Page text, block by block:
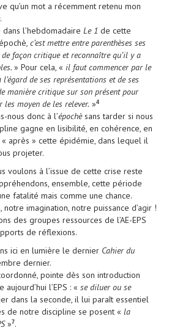
qu’un mot a récemment retenu mon
.
l’hebdomadaire Le 1 de cette
, c’est mettre entre parenthèses ses
façon critique et reconnaître qu’il y a
» Pour cela, « il faut commencer par le
de ses représentations et de ses
manière critique sur son présent pour
les moyen de les relever. »4
nous donc à l’épochèsans tarder si nous
gagne en lisibilité, en cohérence, en
après » cette épidémie, dans lequel il
projeter.
voulons à l’issue de cette crise reste
ensemble, cette période
fatalité mais comme une chance.
imagination, notre puissance d’agir !
des groupes ressources de l’AE-EPS
de réflexions.
ici en lumière le dernier Cahier du
dernier.
pointe dès son introduction
l’EPS : « se diluer ou se
dans la seconde, il lui paraît essentiel
de notre discipline se posent « la
»7.